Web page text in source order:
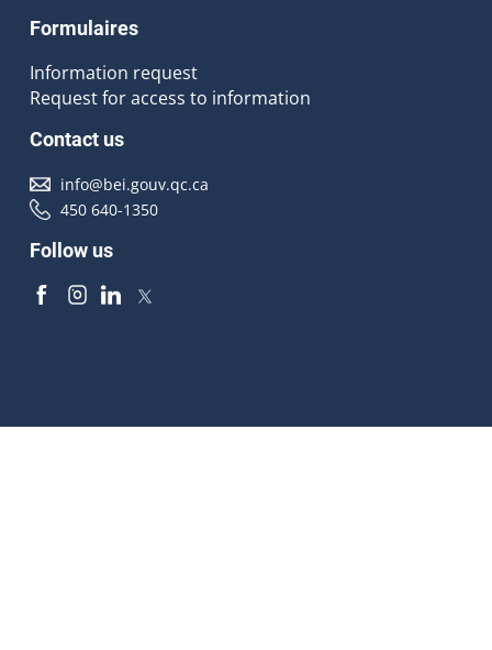
Formulaires
Information request
Request for access to information
Contact us
info@bei.gouv.qc.ca
450 640-1350
Follow us